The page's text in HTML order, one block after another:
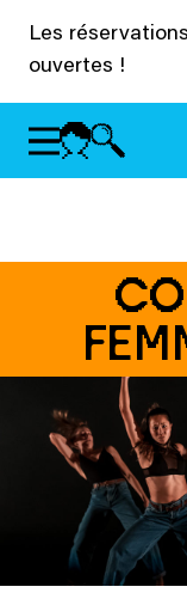
Les
ouvertes !